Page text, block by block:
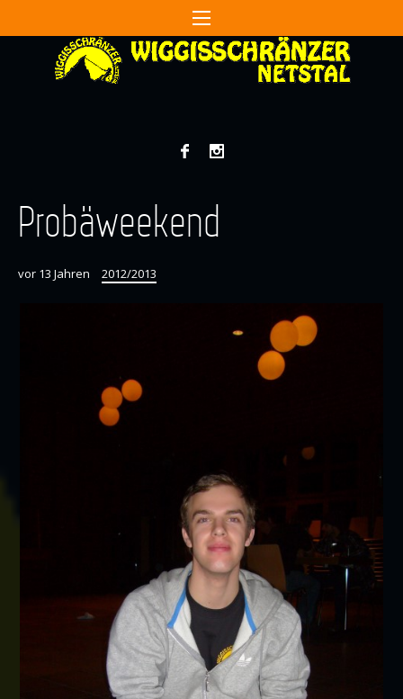
Probäweekend
vor 13 Jahren 2012/2013